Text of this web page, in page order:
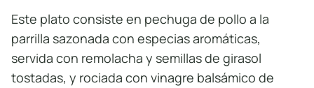
Este plato consiste en pechuga de pollo a la
parrilla sazonada con especias aromáticas,
servida con remolacha y semillas de girasol
tostadas, y rociada con vinagre balsámico de